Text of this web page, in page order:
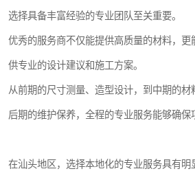
选择具备丰富经验的专业团队至关重要。
优秀的服务商不仅能提供高质量的材料，
供专业的设计建议和施工方案。
从前期的尺寸测量、造型设计，到中期的材
后期的维护保养，全程的专业服务能够确保
在汕头地区，选择本地化的专业服务具有明